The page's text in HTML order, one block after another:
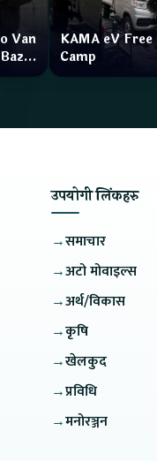
Van
KAMA eV Free
Camp
उपयोगी लिंकहरु
→समाचार
→अटो मोवाइल्स
→अर्थ/विकास
→कृषि
→खेलकुद
→प्रविधि
→मनोरञ्जन